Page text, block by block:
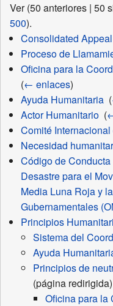
Ver (50 anteriores | 50
500).
Consolidated
Proceso de
Oficina para la
(← enlaces)
Ayuda Humanitaria‎ (
Actor Humanitario‎ (
Comité
Necesidad
Código de
Desastre para el
Media Luna Roja y
Gubernamentales
Principios
Sistema del
Ayuda
Principios de
(página redirigida) ‎
Oficina para la